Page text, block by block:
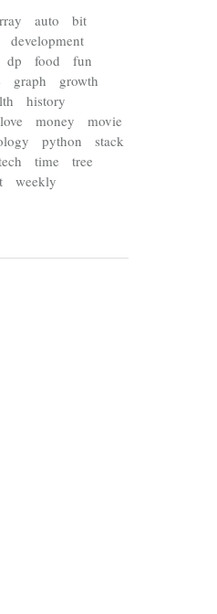
auto
bit
development
dp food
fun
graph
growth
history
love money
movie
python
stack
time
tree
weekly